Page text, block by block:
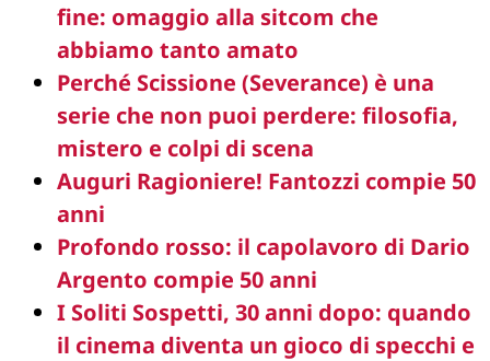
fine: omaggio alla sitcom che
abbiamo tanto amato
Perché Scissione (Severance) è una
serie che non puoi perdere: filosofia,
mistero e colpi di scena
Auguri Ragioniere! Fantozzi compie 50
anni
Profondo rosso: il capolavoro di Dario
Argento compie 50 anni
I Soliti Sospetti, 30 anni dopo: quando
il cinema diventa un gioco di specchi e